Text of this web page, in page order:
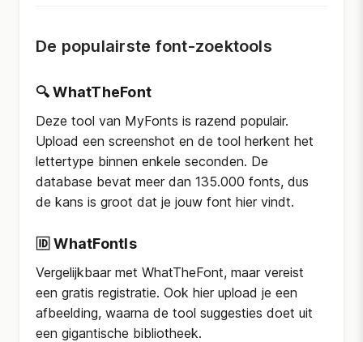
De populairste font-zoektools
🔍WhatTheFont
Deze tool van MyFonts is razend populair.
Upload een screenshot en de tool herkent het
lettertype binnen enkele seconden. De
database bevat meer dan 135.000 fonts, dus
de kans is groot dat je jouw font hier vindt.
🆔WhatFontIs
Vergelijkbaar met WhatTheFont, maar vereist
een gratis registratie. Ook hier upload je een
afbeelding, waarna de tool suggesties doet uit
een gigantische bibliotheek.